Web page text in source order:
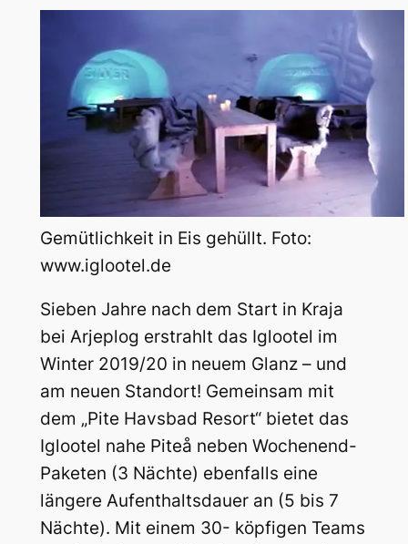
Gemütlichkeit in Eis gehüllt. Foto:
www.iglootel.de
Sieben Jahre nach dem Start in Kraja
bei Arjeplog erstrahlt das Iglootel im
Winter 2019/20 in neuem Glanz – und
am neuen Standort! Gemeinsam mit
dem „Pite Havsbad Resort“ bietet das
Iglootel nahe Piteå neben Wochenend-
Paketen (3 Nächte) ebenfalls eine
längere Aufenthaltsdauer an (5 bis 7
Nächte). Mit einem 30- köpfigen Teams